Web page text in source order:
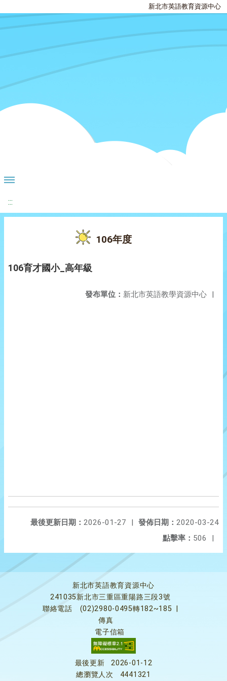
新北市英語教育資源中心
:::
106年度
106育才國小_高年級
發布單位： 新北市英語教學資源中心 |
發佈日期： 2020-03-24
最後更新日期： 2026-01-27
|
點擊率： 506 |
新北市英語教育資源中心
241035新北市三重區重陽路三段3號
聯絡電話
(02)2980-0495轉182~185
傳真
電子信箱
最後更新
2026-01-12
總瀏覽人次
4441321